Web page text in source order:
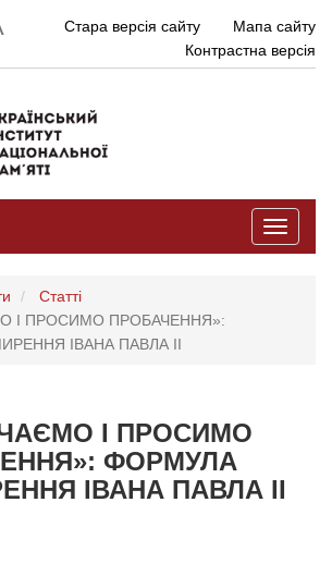
Стара версія сайту
Мапа сайту
Контрастна версія
Toggle
Статті
І ПРОСИМО ПРОБАЧЕННЯ»:
ІВАНА ПАВЛА ІІ
І ПРОСИМО
ФОРМУЛА
ІВАНА ПАВЛА ІІ